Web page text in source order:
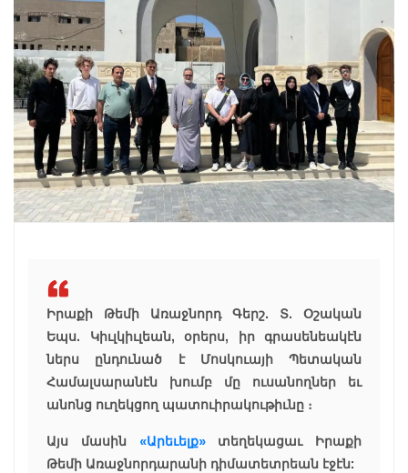
Իրաքի Թեմի Առաջնորդ Գերշ. Տ. Օշական
Եպս. Կիւլկիւլեան, օրերս, իր գրասենեակէն
ներս ընդունած է Մոսկուայի Պետական
Համալսարանէն խումբ մը ուսանողներ եւ
անոնց ուղեկցող պատուիրակութիւնը ։
Այս մասին «Արեւելք»տեղեկացաւ Իրաքի
Թեմի Առաջնորդարանի դիմատետրեան էջէն: